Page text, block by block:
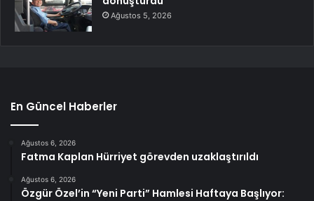
Ağustos 5, 2026
En Güncel Haberler
Ağustos 6, 2026
Fatma Kaplan Hürriyet görevden uzaklaştırıldı
Ağustos 6, 2026
Özgür Özel’in “Yeni Parti” Hamlesi Haftaya Başlıyor: